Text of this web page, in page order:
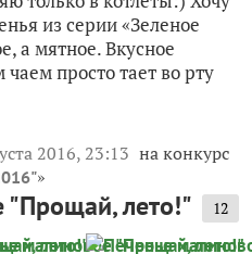
из серии «Зеленое
а мятное. Вкусное
просто тает во рту
2016, 23:13 на конкурс
»
"Прощай, лето!" 12